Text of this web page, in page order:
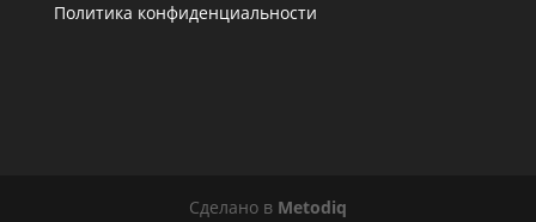
Политика конфиденциальности
Сделано в Metodiq